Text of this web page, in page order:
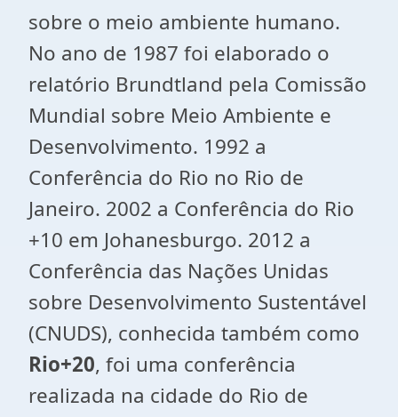
sobre o meio ambiente humano.
No ano de 1987 foi elaborado o
relatório Brundtland pela Comissão
Mundial sobre Meio Ambiente e
Desenvolvimento. 1992 a
Conferência do Rio no Rio de
Janeiro. 2002 a Conferência do Rio
+10 em Johanesburgo. 2012 a
Conferência das Nações Unidas
sobre Desenvolvimento Sustentável
(CNUDS), conhecida também como
Rio+20, foi uma conferência
realizada na cidade do Rio de